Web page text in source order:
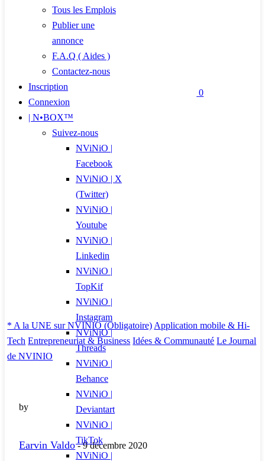
0
* A la UNE sur NVINIO (Obligatoire) Application mobile & Hi-
Tech Entrepreneuriat & Business Idées & Communauté Le Journal
de NVINIO
by
Earvin Valdo-9 décembre 2020
Tous les Emplois
Publier une
annonce
F.A.Q ( Aides )
Contactez-nous
Inscription
Connexion
| N•BOX™
Suivez-nous
NViNiO |
Facebook
NViNiO | X
(Twitter)
NViNiO |
Youtube
NViNiO |
Linkedin
NViNiO |
TopKif
NViNiO |
Instagram
NViNiO |
Threads
NViNiO |
Behance
NViNiO |
Deviantart
NViNiO |
TikTok
NViNiO |